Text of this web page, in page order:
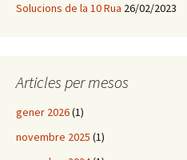
Solucions de la 10 Rua 26/02/2023
Articles per mesos
gener 2026(1)
novembre 2025 (1)